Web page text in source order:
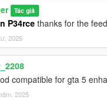
Tác giả
P34rcethanks for the
2025
compatible for gta 5
2025